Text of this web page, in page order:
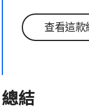
查看這款
總結